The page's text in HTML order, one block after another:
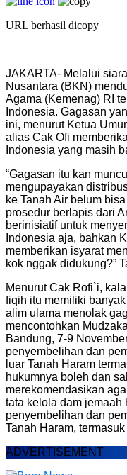
URL berhasil dicopy
JAKARTA- Melalui
Nusantara (BKN)
Agama (Kemenag) RI
Indonesia. Gagasan
ini, menurut Ketua
alias Cak Ofi
Indonesia yang masih
“Gagasan itu kan
mengupayakan
ke Tanah Air belum
prosedur berlapis dari
berinisiatif untuk
Indonesia aja, bahkan
memberikan isyarat
kok nggak didukung?”
Menurut Cak Rofi`i,
fiqih itu memiliki
alim ulama menolak
mencontohkan
Bandung, 7-9
penyembelihan dan
luar Tanah Haram
hukumnya boleh dan
merekomendasikan
tata kelola dam jemaah
penyembelihan dan
Tanah Haram, termasuk
ADVERTISEMENT